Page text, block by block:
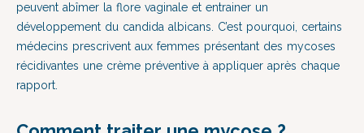
peuvent abîmer la flore vaginale et entrainer un
développement du candida albicans. C’est pourquoi, certains
médecins prescrivent aux femmes présentant des mycoses
récidivantes une crème préventive à appliquer après chaque
rapport.